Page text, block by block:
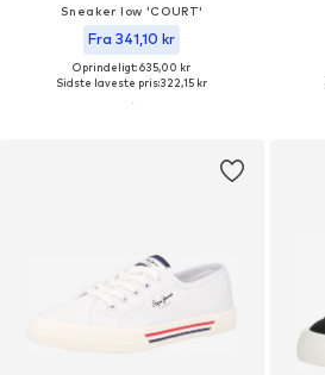
Sneaker low 'COURT'
Fra 341,10 kr
Oprindeligt: 635,00 kr
Sidste laveste pris:322,15 kr